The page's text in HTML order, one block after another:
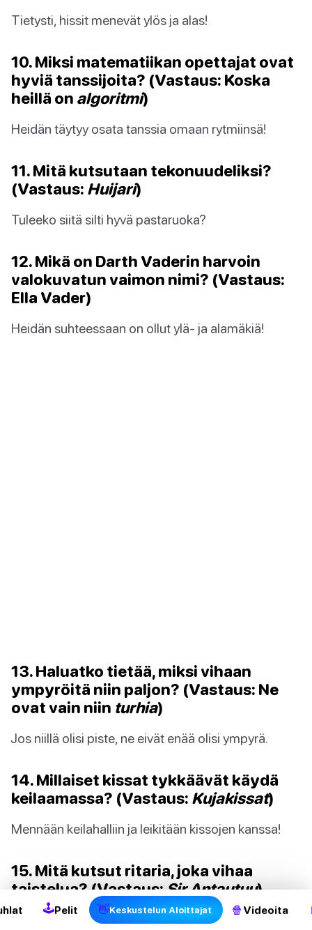
Tietysti, hissit menevät ylös ja alas!
10. Miksi matematiikan opettajat ovat
hyviä tanssijoita? (Vastaus: Koska
heillä on algoritmi)
Heidän täytyy osata tanssia omaan rytmiinsä!
11. Mitä kutsutaan tekonuudeliksi?
(Vastaus: Huijari)
Tuleeko siitä silti hyvä pastaruoka?
12. Mikä on Darth Vaderin harvoin
valokuvatun vaimon nimi? (Vastaus:
Ella Vader)
Heidän suhteessaan on ollut ylä- ja alamäkiä!
13. Haluatko tietää, miksi vihaan
ympyröitä niin paljon? (Vastaus: Ne
ovat vain niin turhia)
Jos niillä olisi piste, ne eivät enää olisi ympyrä.
14. Millaiset kissat tykkäävät käydä
keilaamassa? (Vastaus: Kujakissat)
Mennään keilahalliin ja leikitään kissojen kanssa!
15. Mitä kutsut ritaria, joka vihaa
taistelua? (Vastaus:Sir Antautuu)
Sir Antautuu pitäisi taistella loppuun asti eikä
🕹Pelit 👋Keskustelun Aloittajat 🍿 Videoita